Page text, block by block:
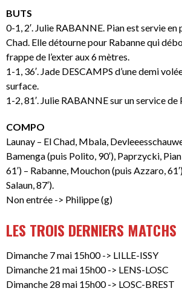
BUTS
0-1, 2′. Julie RABANNE. Pian est servie
Chad. Elle détourne pour Rabanne qui
frappe de l’exter aux 6 mètres.
1-1, 36′. Jade DESCAMPS d’une demi
surface.
1-2, 81′. Julie RABANNE sur un service
COMPO
Launay – El Chad, Mbala,
Bamenga (puis Polito, 90′), Paprzycki,
61′) – Rabanne, Mouchon (puis Azzaro,
Salaun, 87′).
Non entrée -> Philippe (g)
LES TROIS DERNIERS MATCHS
Dimanche 7 mai 15h00 -> LILLE-ISSY
Dimanche 21 mai 15h00 -> LENS-LOSC
Dimanche 28 mai 15h00 -> LOSC-BREST